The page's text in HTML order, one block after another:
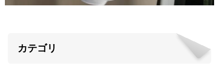
カテゴリ